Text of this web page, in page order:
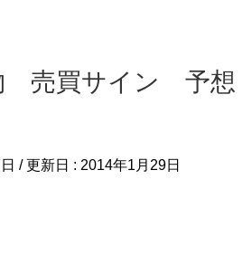
売買サイン 予想
/ 更新日 : 2014年1月29日